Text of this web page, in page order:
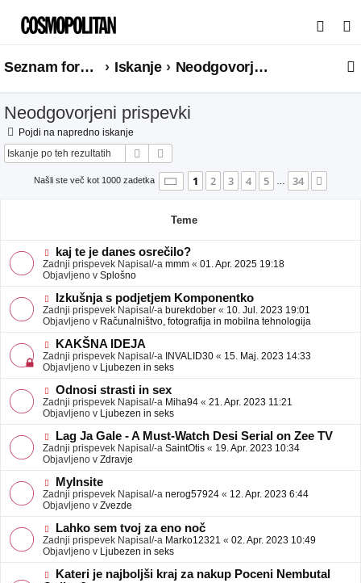
s
a
Seznam forumov Iskanje Neodgovorjeni prispevki
Neodgovorjeni prispevki
Pojdi na napredno iskanje
Iskanje
Našli ste več kot 1000 zadetka Stran 1od34
1 2 3 4 5 … 34
Teme
N
o
v
e
o
b
j
a
v
e
kaj te je danes osrečilo?
Zadnji prispevek Napisal/-a mmm « 01. Apr. 2025 19:18
Objavljeno v Splošno
N
o
v
e
o
b
j
a
v
e
Izkušnja s podjetjem Komponentko
Zadnji prispevek Napisal/-a burekdober « 10. Jul. 2023 19:01
Objavljeno v Računalništvo, fotografija in mobilna tehnologija
N
o
v
e
o
b
j
a
v
e
KAKŠNA IDEJA
Zadnji prispevek Napisal/-a INVALID30 « 15. Maj. 2023 14:33
Objavljeno v Ljubezen in seks
N
o
v
e
o
b
j
a
v
e
Odnosi strasti in sex
Zadnji prispevek Napisal/-a Miha94 « 21. Apr. 2023 11:21
Objavljeno v Ljubezen in seks
N
o
v
e
o
b
j
a
v
e
Lag Ja Gale - A Must-Watch Desi Serial on Zee TV
Zadnji prispevek Napisal/-a SaintOtis « 19. Apr. 2023 10:34
Objavljeno v Zdravje
N
o
v
e
o
b
j
a
v
MyInsite
Zadnji prispevek Napisal/-a nerog57924 « 12. Apr. 2023 6:44
Objavljeno v Zvezde
N
o
v
e
o
Lahko sem tvoj za eno noč
Zadnji prispevek Napisal/-a Marko12321 « 02. Apr. 2023 10:49
Objavljeno v Ljubezen in seks
NKateri je najboljši kraj za nakup Poceni Nembutal